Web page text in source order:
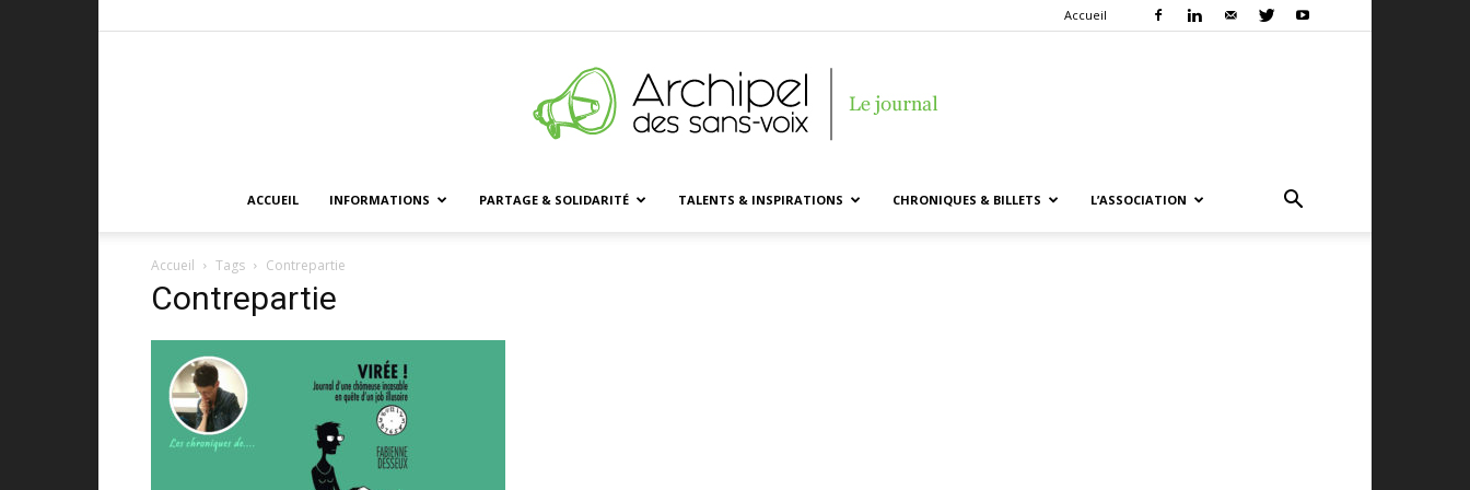
Accueil
ACCUEIL INFORMATIONS PARTAGE & SOLIDARITÉ TALENTS & INSPIRATIONS CHRONIQUES & BILLETS L’ASSOCIATION
Accueil Tags Contrepartie
Contrepartie